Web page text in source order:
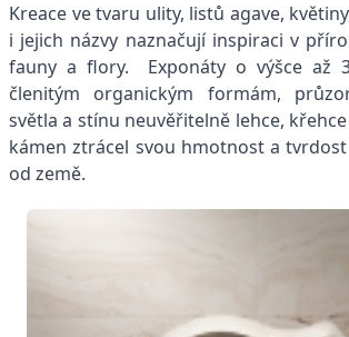
Kreace ve tvaru ulity, listů agave,
i jejich názvy naznačují inspiraci v
fauny a flory. Exponáty o výšce až
členitým organickým formám,
světla a stínu neuvěřitelně lehce,
kámen ztrácel svou hmotnost a
od země.